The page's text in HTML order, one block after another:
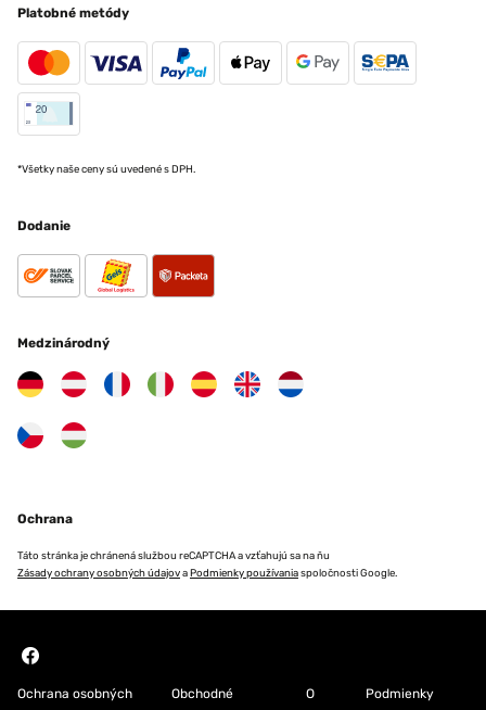
Platobné metódy
*Všetky naše ceny sú uvedené s DPH.
Dodanie
Medzinárodný
Ochrana
Táto stránka je chránená službou reCAPTCHA a vzťahujú sa na ňu
Zásady ochrany osobných údajovaPodmienky používaniaspoločnosti Google.
Ochrana osobných Obchodné O Podmienky